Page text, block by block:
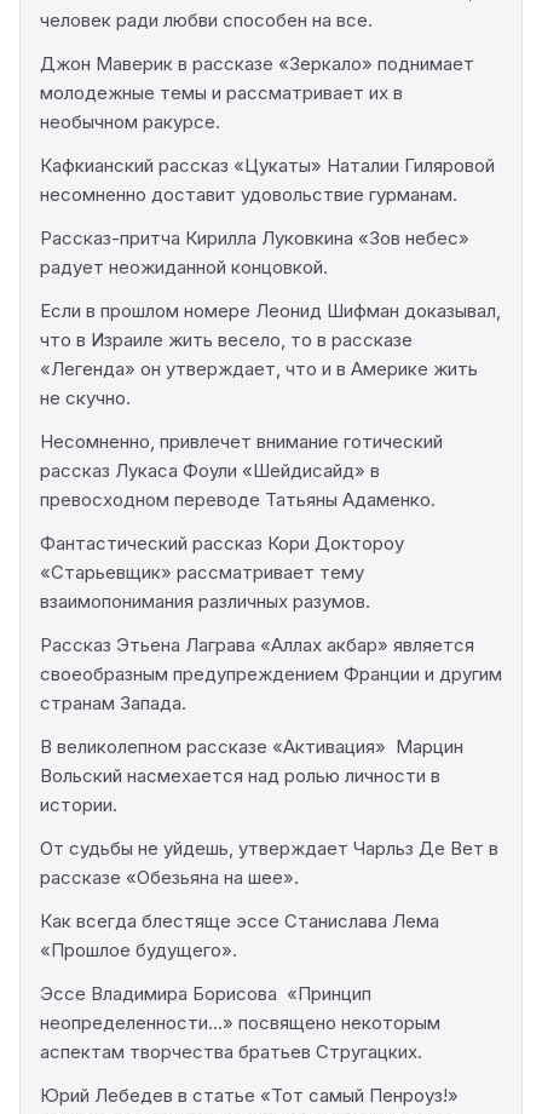
человек ради любви способен на все.
Джон Маверик в рассказе «Зеркало» поднимает
молодежные темы и рассматривает их в
необычном ракурсе.
Кафкианский рассказ «Цукаты» Наталии Гиляровой
несомненно доставит удовольствие гурманам.
Рассказ-притча Кирилла Луковкина «Зов небес»
радует неожиданной концовкой.
Если в прошлом номере Леонид Шифман доказывал,
что в Израиле жить весело, то в рассказе
«Легенда» он утверждает, что и в Америке жить
не скучно.
Несомненно, привлечет внимание готический
рассказ Лукаса Фоули «Шейдисайд» в
превосходном переводе Татьяны Адаменко.
Фантастический рассказ Кори Доктороу
«Старьевщик» рассматривает тему
взаимопонимания различных разумов.
Рассказ Этьена Лаграва «Аллах акбар» является
своеобразным предупреждением Франции и другим
странам Запада.
В великолепном рассказе «Активация» Марцин
Вольский насмехается над ролью личности в
истории.
От судьбы не уйдешь, утверждает Чарльз Де Вет в
рассказе «Обезьяна на шее».
Как всегда блестяще эссе Станислава Лема
«Прошлое будущего».
Эссе Владимира Борисова «Принцип
неопределенности...» посвящено некоторым
аспектам творчества братьев Стругацких.
Юрий Лебедев в статье «Тот самый Пенроуз!»